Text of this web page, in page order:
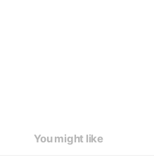
You might like